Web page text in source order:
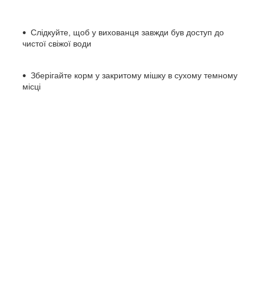
Слідкуйте, щоб у вихованця завжди був доступ до
чистої свіжої води
Зберігайте корм у закритому мішку в сухому темному
місці